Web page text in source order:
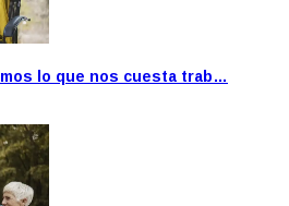
lo que nos cuesta trab…